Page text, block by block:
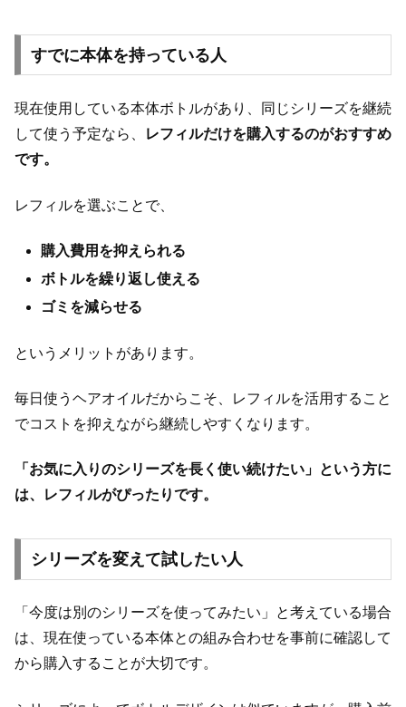
すでに本体を持っている人
現在使用している本体ボトルがあり、同じシリーズを継続
して使う予定なら、
レフィルだけを購入するのがおすすめ
です。
レフィルを選ぶことで、
購入費用を抑えられる
ボトルを繰り返し使える
ゴミを減らせる
というメリットがあります。
毎日使うヘアオイルだからこそ、レフィルを活用すること
でコストを抑えながら継続しやすくなります。
「お気に入りのシリーズを長く使い続けたい」という方に
は、レフィルがぴったりです。
シリーズを変えて試したい人
「今度は別のシリーズを使ってみたい」と考えている場合
は、現在使っている本体との組み合わせを事前に確認して
から購入することが大切です。